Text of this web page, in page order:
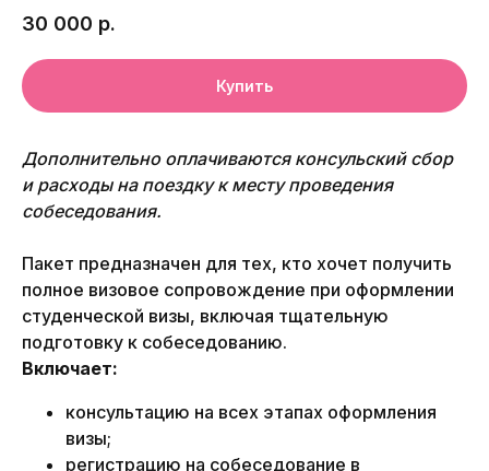
30 000 р.
Купить
Дополнительно оплачиваются консульский сбор
и расходы на поездку к месту проведения
собеседования.
Пакет предназначен для тех, кто хочет получить
полное визовое сопровождение при оформлении
студенческой визы, включая тщательную
подготовку к собеседованию.
Включает:
консультацию на всех этапах оформления
визы;
регистрацию на собеседование в